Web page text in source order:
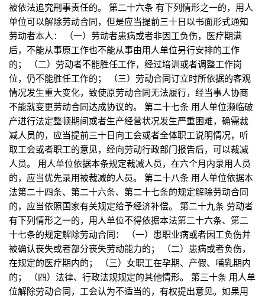
被依法追究刑事责任的。 第二十六条 有下列情形之一的，用人
单位可以解除劳动合同，但是应当提前三十日以书面形式通知
劳动者本人： （一）劳动者患病或者非因工负伤，医疗期满
后，不能从事原工作也不能从事由用人单位另行安排的工作
的； （二）劳动者不能胜任工作，经过培训或者调整工作岗
位，仍不能胜任工作的； （三）劳动合同订立时所依据的客观
情况发生重大变化，致使原劳动合同无法履行，经当事人协商
不能就变更劳动合同达成协议的。 第二十七条 用人单位濒临破
产进行法定整顿期间或者生产经营状况发生严重困难，确需裁
减人员的，应当提前三十日向工会或者全体职工说明情况，听
取工会或者职工的意见，经向劳动行政部门报告后，可以裁减
人员。 用人单位依据本条规定裁减人员，在六个月内录用人员
的，应当优先录用被裁减的人员。 第二十八条 用人单位依据本
法第二十四条、第二十六条、第二十七条的规定解除劳动合同
的，应当依照国家有关规定给予经济补偿。 第二十九条 劳动者
有下列情形之一的，用人单位不得依据本法第二十六条、第二
十七条的规定解除劳动合同： （一）患职业病或者因工负伤并
被确认丧失或者部分丧失劳动能力的； （二）患病或者负伤，
在规定的医疗期内的； （三）女职工在孕期、产假、哺乳期内
的； （四）法律、行政法规规定的其他情形。 第三十条 用人单
位解除劳动合同，工会认为不适当的，有权提出意见。如果用